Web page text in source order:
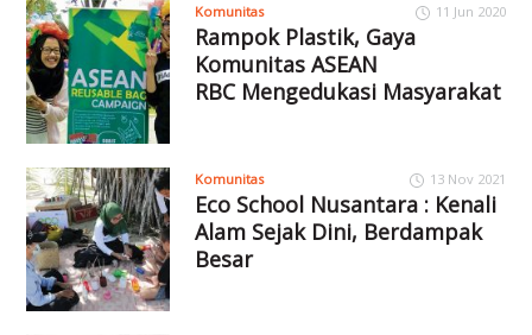
Komunitas 11 Jun 2020
Rampok Plastik, Gaya
Komunitas ASEAN
RBC Mengedukasi Masyarakat
Komunitas 13 Nov 2021
Eco School Nusantara : Kenali
Alam Sejak Dini, Berdampak
Besar